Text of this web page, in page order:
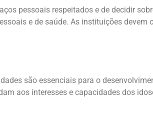
pessoais respeitados e de decidir
e de saúde. As instituições devem
são essenciais para o
aos interesses e capacidades dos